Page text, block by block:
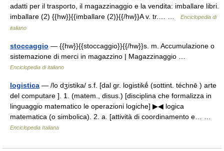
adatti per il trasporto, il magazzinaggio e la vendita: imballare libri.
imballare (2) {{hw}}{{imballare (2)}{{/hw}}A v. tr.… …
Enciclopedia di
italiano
stoccaggio — {{hw}}{{stoccaggio}}{{/hw}}s. m. Accumulazione o
sistemazione di merci in magazzino | Magazzinaggio …
Enciclopedia di italiano
logistica — /lo dʒistika/ s.f. [dal gr. logistikḗ (sottint. téchnē ) arte
del computare ]. 1. (matem., disus.) [disciplina che formalizza in
linguaggio matematico le operazioni logiche] ▶◀ logica
matematica (o simbolica). 2. a. [attività di coordinamento e… …
Enciclopedia Italiana